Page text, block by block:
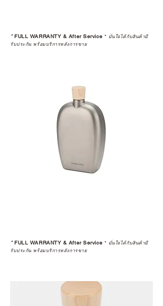
*FULL WARRANTY & After Service * มั่นใจได้กับสินค้ามี
รับประกัน พร้อมบริการหลังการขาย
*FULL WARRANTY & After Service * มั่นใจได้กับสินค้ามี
รับประกัน พร้อมบริการหลังการขาย